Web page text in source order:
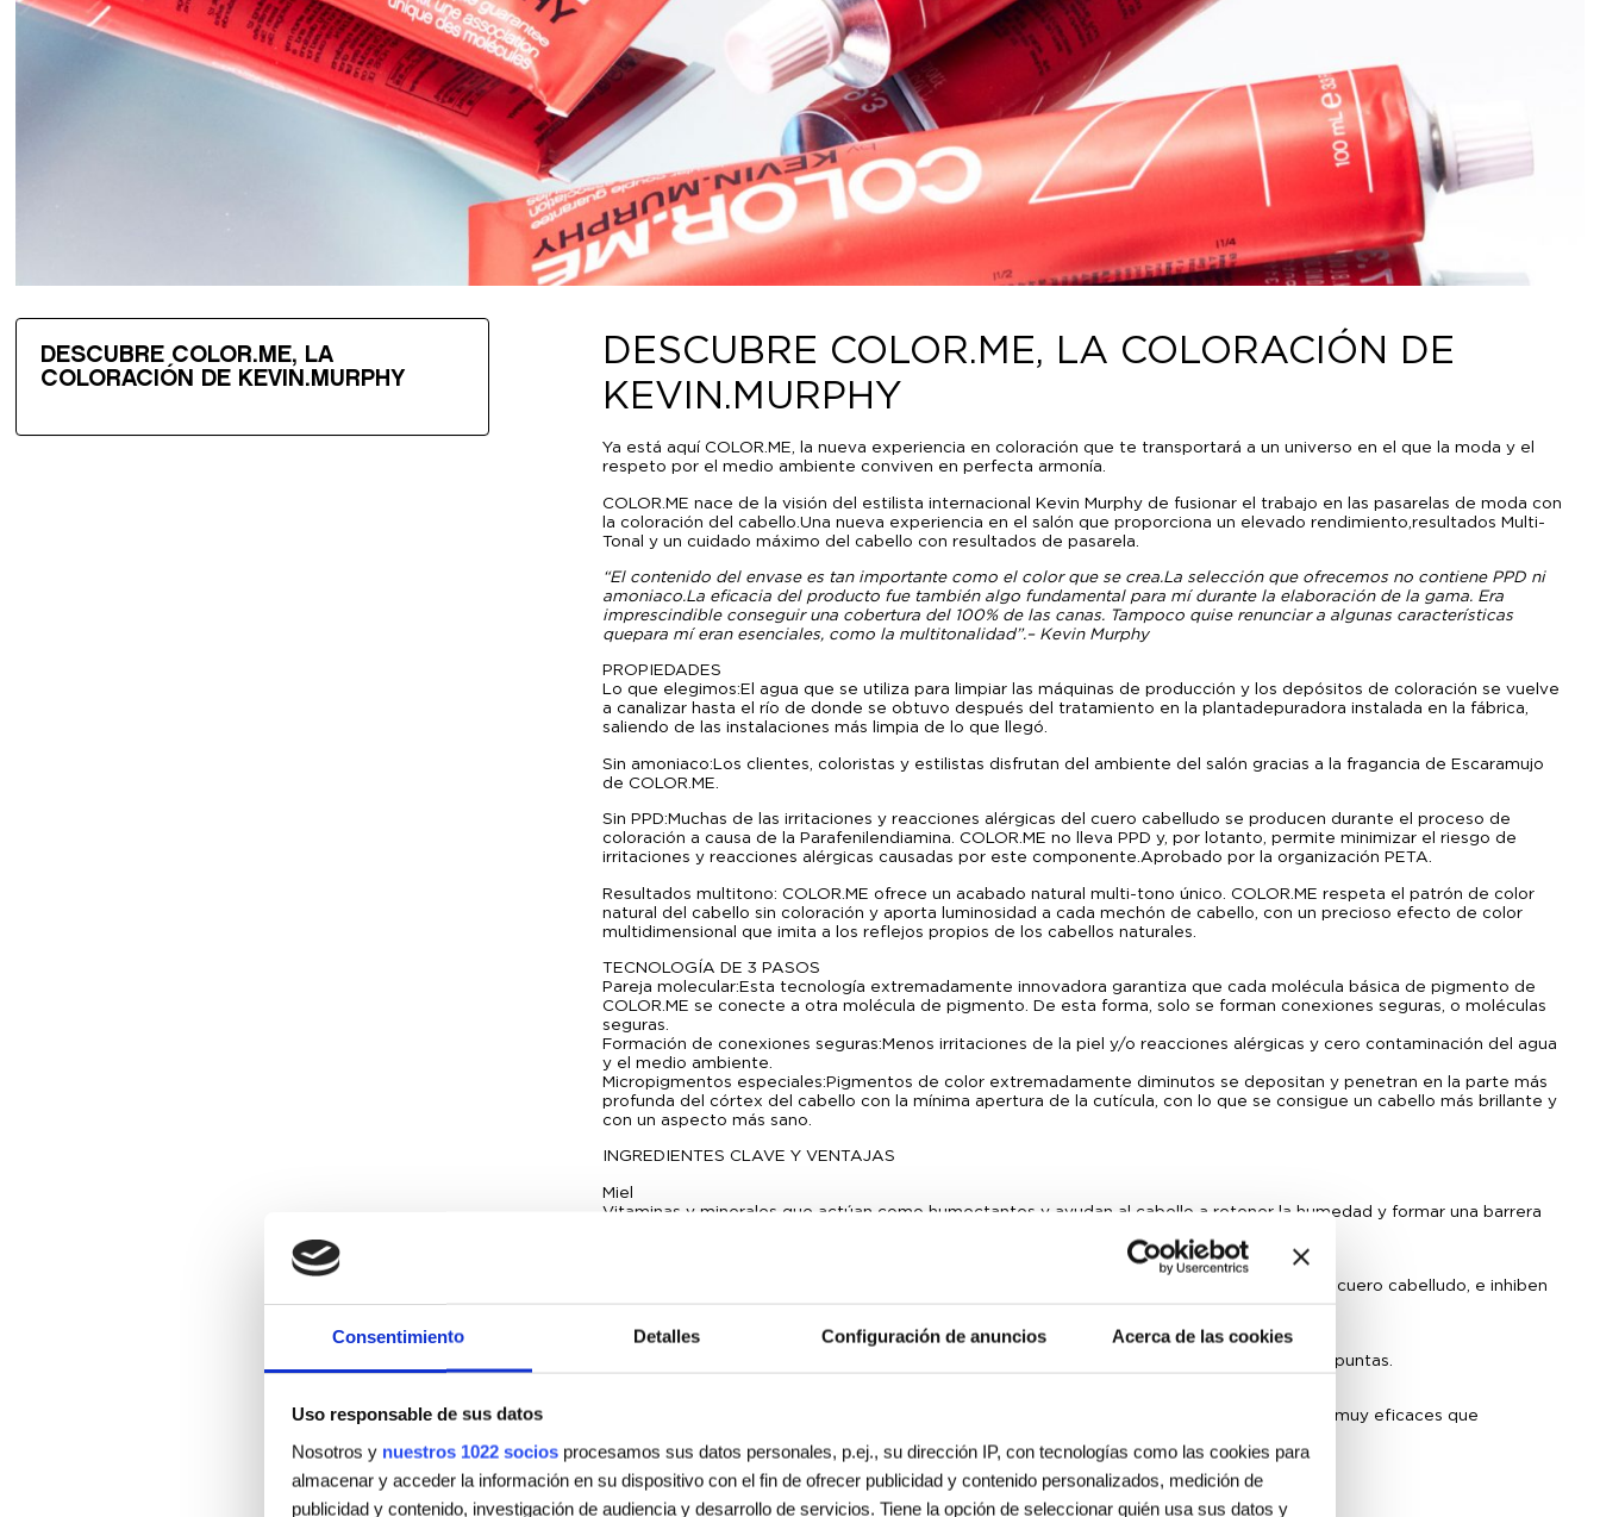
Consentimiento Detalles Configuración de anuncios Acerca de las cookies
Uso responsable de sus datos
Nosotros y nuestros 1022 sociosprocesamos sus datos personales, p.ej., su dirección IP, con tecnologías como las cookies para
almacenar y acceder la información en su dispositivo con el fin de ofrecer publicidad y contenido personalizados, medición de
publicidad y contenido, investigación de audiencia y desarrollo de servicios. Tiene la opción de seleccionar quién usa sus datos y
DESCUBRE COLOR.ME, LA
COLORACIÓN DE KEVIN.MURPHY
DESCUBRE COLOR.ME, LA COLORACIÓN DE
KEVIN.MURPHY
Ya está aquí COLOR.ME, la nueva experiencia en coloración que te transportará a un universo en el que la moda y el
respeto por el medio ambiente conviven en perfecta armonía.
COLOR.ME nace de la visión del estilista internacional Kevin Murphy de fusionar el trabajo en las pasarelas de moda con
la coloración del cabello. Una nueva experiencia en el salón que proporciona un elevado rendimiento, resultados Multi-
Tonal y un cuidado máximo del cabello con resultados de pasarela.
“El contenido del envase es tan importante como el color que se crea. La selección que ofrecemos no contiene PPD ni
amoniaco. La eficacia del producto fue también algo fundamental para mí durante la elaboración de la gama. Era
imprescindible conseguir una cobertura del 100% de las canas. Tampoco quise renunciar a algunas características
que para mí eran esenciales, como la multitonalidad”. – Kevin Murphy
PROPIEDADES
Lo que elegimos: El agua que se utiliza para limpiar las máquinas de producción y los depósitos de coloración se vuelve
a canalizar hasta el río de donde se obtuvo después del tratamiento en la planta depuradora instalada en la fábrica,
saliendo de las instalaciones más limpia de lo que llegó.
Sin amoniaco: Los clientes, coloristas y estilistas disfrutan del ambiente del salón gracias a la fragancia de Escaramujo
de COLOR.ME.
Sin PPD: Muchas de las irritaciones y reacciones alérgicas del cuero cabelludo se producen durante el proceso de
coloración a causa de la Parafenilendiamina. COLOR.ME no lleva PPD y, por lo tanto, permite minimizar el riesgo de
irritaciones y reacciones alérgicas causadas por este componente. Aprobado por la organización PETA.
Resultados multitono: COLOR.ME ofrece un acabado natural multi-tono único. COLOR.ME respeta el patrón de color
natural del cabello sin coloración y aporta luminosidad a cada mechón de cabello, con un precioso efecto de color
multidimensional que imita a los reflejos propios de los cabellos naturales.
TECNOLOGÍA DE 3 PASOS
Pareja molecular: Esta tecnología extremadamente innovadora garantiza que cada molécula básica de pigmento de
COLOR.ME se conecte a otra molécula de pigmento. De esta forma, solo se forman conexiones seguras, o moléculas
seguras.
Formación de conexiones seguras: Menos irritaciones de la piel y/o reacciones alérgicas y cero contaminación del agua
y el medio ambiente.
Micropigmentos especiales: Pigmentos de color extremadamente diminutos se depositan y penetran en la parte más
profunda del córtex del cabello con la mínima apertura de la cutícula, con lo que se consigue un cabello más brillante y
con un aspecto más sano.
INGREDIENTES CLAVE Y VENTAJAS
Miel
Vitaminas y minerales que actúan como humectantes y ayudan al cabello a retener la humedad y formar una barrera
Los antioxidantes protegen de los efectos dañinos de los radicales libres en el cabello y el cuero cabelludo, e inhiben
las enzimas que descomponen el colágeno.
Manteca de Karité
Aporta humedad y ácidos grasos para hidratar el cabello seco o dañado de las raíces a las puntas.
El escaramujo se utiliza a menudo en productos de alta cosmética. Contiene antioxidantes muy eficaces que
Aceite de Coco
Protege el cuero cabelludo durante el proceso de coloración.